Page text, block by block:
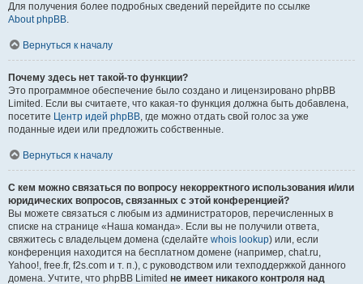
Для получения более подробных сведений перейдите по ссылке
About phpBB.
Вернуться к началу
Почему здесь нет такой-то функции?
Это программное обеспечение было создано и лицензировано phpBB
Limited. Если вы считаете, что какая-то функция должна быть добавлена,
посетите Центр идей phpBB, где можно отдать свой голос за уже
поданные идеи или предложить собственные.
Вернуться к началу
С кем можно связаться по вопросу некорректного использования и/или
юридических вопросов, связанных с этой конференцией?
Вы можете связаться с любым из администраторов, перечисленных в
списке на странице «Наша команда». Если вы не получили ответа,
свяжитесь с владельцем домена (сделайте whois lookup) или, если
конференция находится на бесплатном домене (например, chat.ru,
Yahoo!, free.fr, f2s.com и т. п.), с руководством или техподдержкой данного
домена. Учтите, что phpBB Limited не имеет никакого контроля над